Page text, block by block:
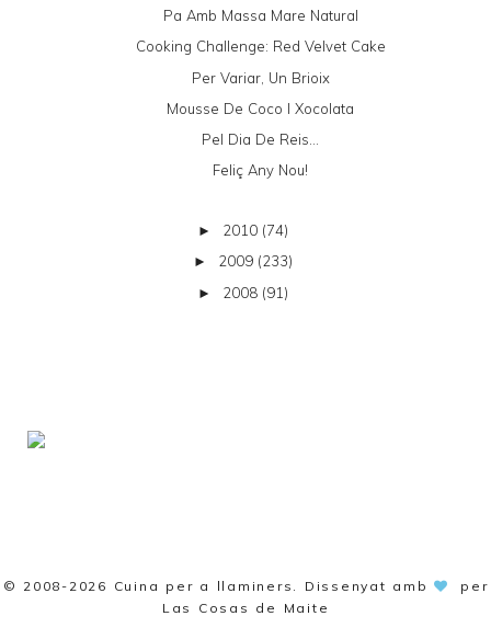
Pa Amb Massa Mare Natural
Cooking Challenge: Red Velvet Cake
Per Variar, Un Brioix
Mousse De Coco I Xocolata
Pel Dia De Reis...
Feliç Any Nou!
► 2010 (74)
► 2009 (233)
► 2008 (91)
© 2008-2026 Cuina per a llaminers . Dissenyat amb
per
Las Cosas de Maite